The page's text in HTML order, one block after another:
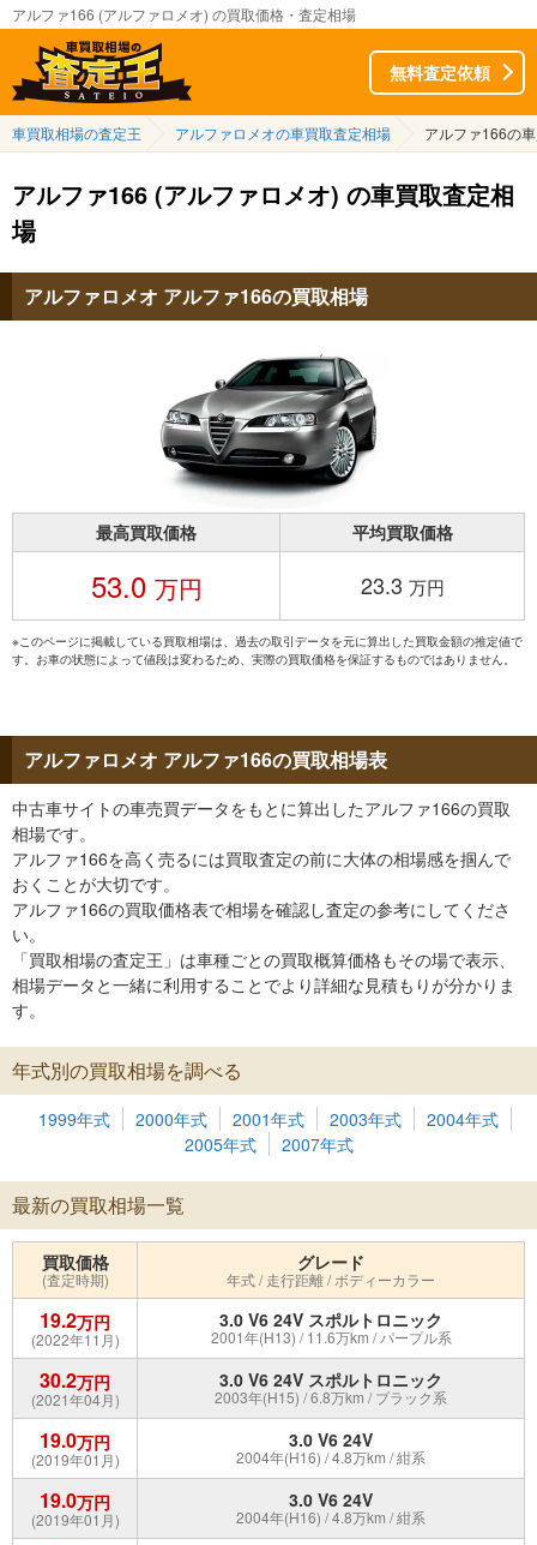
アルファ166 (アルファロメオ) の買取価格・査定相場
無料査定依頼
車買取相場の査定王 アルファロメオの車買取査定相場 アルファ166の
アルファ166 (アルファロメオ) の車買取査定相
場
アルファロメオ アルファ166の買取相場
最高買取価格 平均買取価格
53.0 万円 23.3 万円
※このページに掲載している買取相場は、過去の取引データを元に算出した買取金額の推定値で
す。お車の状態によって値段は変わるため、実際の買取価格を保証するものではありません。
アルファロメオ アルファ166の買取相場表
中古車サイトの車売買データをもとに算出したアルファ166の買取
相場です。
アルファ166を高く売るには買取査定の前に大体の相場感を掴んで
おくことが大切です。
アルファ166の買取価格表で相場を確認し査定の参考にしてくださ
い。
「買取相場の査定王」は車種ごとの買取概算価格もその場で表示、
相場データと一緒に利用することでより詳細な見積もりが分かりま
す。
年式別の買取相場を調べる
1999年式 2000年式 2001年式 2003年式
2004年式
2005年式
2007年式
最新の買取相場一覧
買取価格
(査定時期)
グレード
年式 / 走行距離 / ボディーカラー
19.2万円
(2022年11月)
3.0 V6 24V スポルトロニック
2001年(H13) / 11.6万km / パープル系
30.2万円
(2021年04月)
3.0 V6 24V スポルトロニック
2003年(H15) / 6.8万km / ブラック系
19.0万円
(2019年01月)
3.0 V6 24V
2004年(H16) / 4.8万km / 紺系
19.0万円
(2019年01月)
3.0 V6 24V
2004年(H16) / 4.8万km / 紺系